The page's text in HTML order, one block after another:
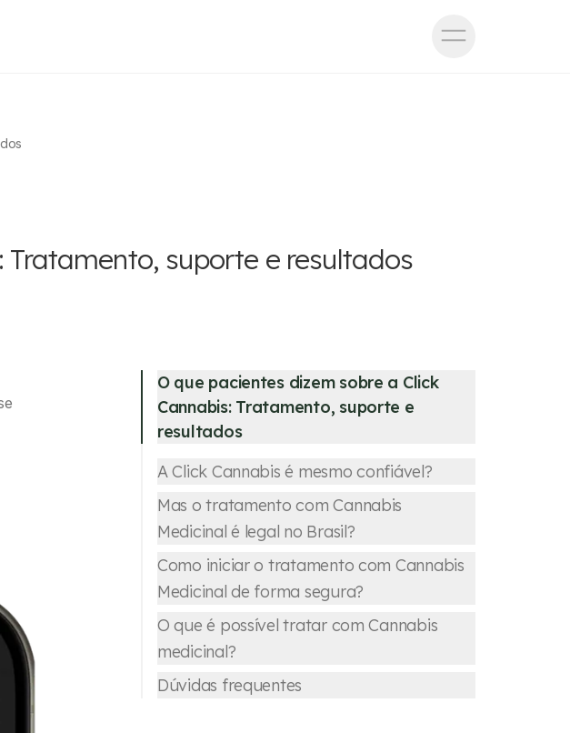
Tratamento, suporte e resultados
O que pacientes dizem sobre a Click
Cannabis: Tratamento, suporte e
resultados
A Click Cannabis é mesmo confiável?
Mas o tratamento com Cannabis
Medicinal é legal no Brasil?
Como iniciar o tratamento com Cannabis
Medicinal de forma segura?
O que é possível tratar com Cannabis
medicinal?
Dúvidas frequentes